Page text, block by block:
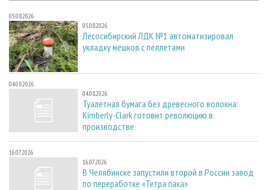
05.08.2026
05.08.2026
Лесосибирский ЛДК №1 автоматизировал
укладку мешков с пеллетами
04.08.2026
04.08.2026
Туалетная бумага без древесного волокна:
Kimberly-Clark готовит революцию в
производстве
16.07.2026
16.07.2026
В Челябинске запустили второй в России завод
по переработке «Тетра пака»